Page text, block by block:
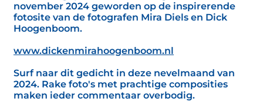
november 2024 geworden op de inspirerende
fotosite van de fotografen Mira Diels en Dick
Hoogenboom.
www.dickenmirahoogenboom.nl
Surf naar dit gedicht in deze nevelmaand van
2024. Rake foto's met prachtige composities
maken ieder commentaar overbodig.